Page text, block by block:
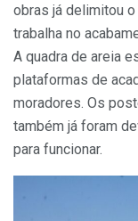
obras já delimitou
trabalha no
A quadra de areia
plataformas de
moradores. Os
também já foram
para funcionar.